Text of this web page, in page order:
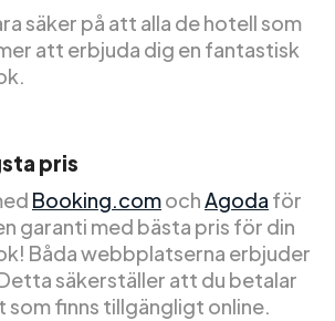
säker på att alla de hotell som
att erbjuda dig en fantastisk
pris
Booking.comochAgoda för
garanti med bästa pris för din
Båda webbplatserna erbjuder
säkerställer att du betalar
som finns tillgängligt online.